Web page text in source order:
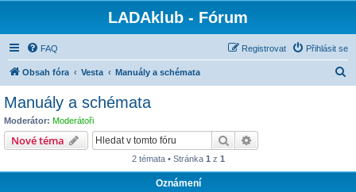
LADAklub - Fórum
FAQ Přihlásit se
Registrovat
Obsah fóra Vesta Manuály a schémata
Manuály a schémata
Moderátor: Moderátoři
Nové téma Hledat
2 témata • Stránka 1 z 1
Oznámení